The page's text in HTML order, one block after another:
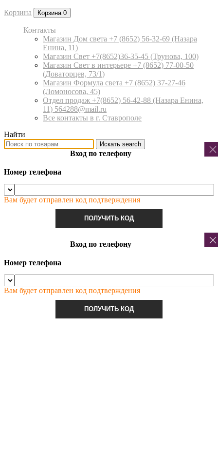
Корзина Корзина 0
Контакты
Магазин Дом света +7 (8652) 56-32-69 (Назара
Енина, 11)
Магазин Свет +7(8652)36-35-45 (Трунова, 100)
Магазин Свет в интерьере +7 (8652) 77-00-50
(Доваторцев, 73/1)
Магазин Формула света +7 (8652) 37-27-46
(Ломоносова, 45)
Отдел продаж +7(8652) 56-42-88 (Назара Енина,
11) 564288@mail.ru
Все контакты в г. Ставрополе
Найти
Искать search
Вход по телефону
Номер телефона
Вам будет отправлен код подтверждения
ПОЛУЧИТЬ КОД
Вход по телефону
Номер телефона
Вам будет отправлен код подтверждения
ПОЛУЧИТЬ КОД